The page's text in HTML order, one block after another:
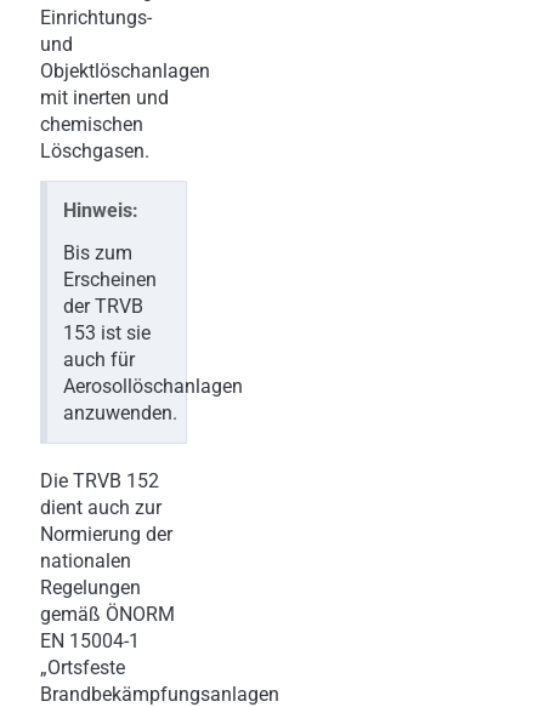
Einrichtungs-
und
Objektlöschanlagen
mit inerten und
chemischen
Löschgasen.
Hinweis:
Bis zum
Erscheinen
der TRVB
153 ist sie
auch für
Aerosollöschanlagen
anzuwenden.
Die TRVB 152
dient auch zur
Normierung der
nationalen
Regelungen
gemäß ÖNORM
EN 15004-1
„Ortsfeste
Brandbekämpfungsanlagen